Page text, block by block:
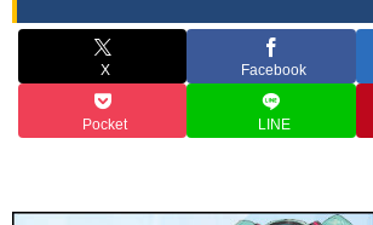
X Facebook
Pocket LINE